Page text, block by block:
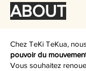
ABOUT
Chez TeKi TeKua,
pouvoir du
Vous souhaitez